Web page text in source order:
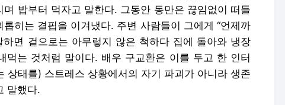
밥부터 먹자고 말한다. 그동안 동만은 끊임없이 떠들
히는 결핍을 이겨냈다. 주변 사람들이 그에게 “언제까
면 겉으로는 아무렇지 않은 척하다 집에 돌아와 냉장
먹는 것처럼 말이다. 배우 구교환은 이를 두고 한 인터
상태를) 스트레스 상황에서의 자기 파괴가 아니라 생존
말했다.